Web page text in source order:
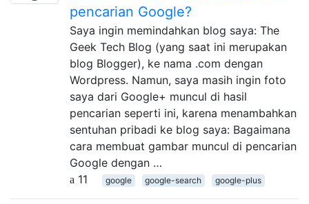
pencarian Google?
Saya ingin memindahkan blog saya: The
Geek Tech Blog (yang saat ini merupakan
blog Blogger), ke nama .com dengan
Wordpress. Namun, saya masih ingin foto
saya dari Google+ muncul di hasil
pencarian seperti ini, karena menambahkan
sentuhan pribadi ke blog saya: Bagaimana
cara membuat gambar muncul di pencarian
Google dengan …
11
google google-search google-plus